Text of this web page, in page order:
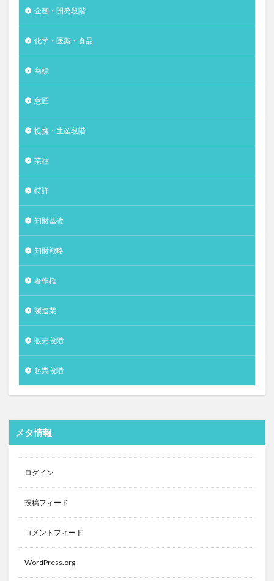
企画・開発段階
化学・医薬・食品
商標
意匠
提携・生産段階
業種
特許
知財基礎
知財戦略
著作権
製造業
販売段階
起業段階
メタ情報
ログイン
投稿フィード
コメントフィード
WordPress.org